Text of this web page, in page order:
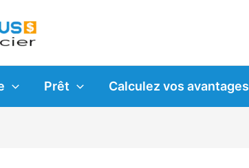
Prêt Calculez vos avantages